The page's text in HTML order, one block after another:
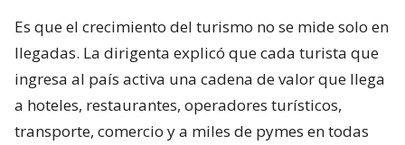
Es que el crecimiento del turismo no se mide solo en
llegadas. La dirigenta explicó que cada turista que
ingresa al país activa una cadena de valor que llega
a hoteles, restaurantes, operadores turísticos,
transporte, comercio y a miles de pymes en todas